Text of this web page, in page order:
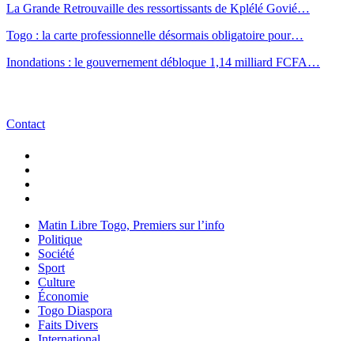
La Grande Retrouvaille des ressortissants de Kplélé Govié…
Togo : la carte professionnelle désormais obligatoire pour…
Inondations : le gouvernement débloque 1,14 milliard FCFA…
Contact
Matin Libre Togo, Premiers sur l’info
Politique
Société
Sport
Culture
Économie
Togo Diaspora
Faits Divers